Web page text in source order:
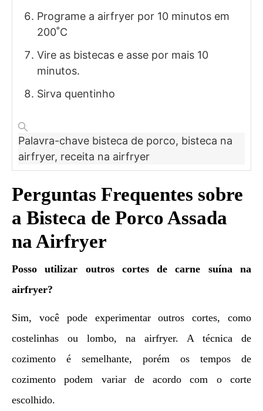
Programe a airfryer por 10 minutos em
200˚C
Vire as bistecas e asse por mais 10
minutos.
Sirva quentinho
Palavra-chave bisteca de porco, bisteca na
airfryer, receita na airfryer
Perguntas Frequentes sobre
a Bisteca de Porco Assada
na Airfryer
Posso utilizar outros cortes de carne suína na
airfryer?
Sim, você pode experimentar outros cortes, como
costelinhas ou lombo, na airfryer. A técnica de
cozimento é semelhante, porém os tempos de
cozimento podem variar de acordo com o corte
escolhido.